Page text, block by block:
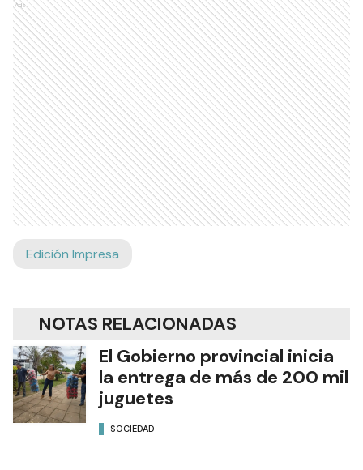
Ads
Edición Impresa
NOTAS RELACIONADAS
El Gobierno provincial inicia
la entrega de más de 200 mil
juguetes
SOCIEDAD